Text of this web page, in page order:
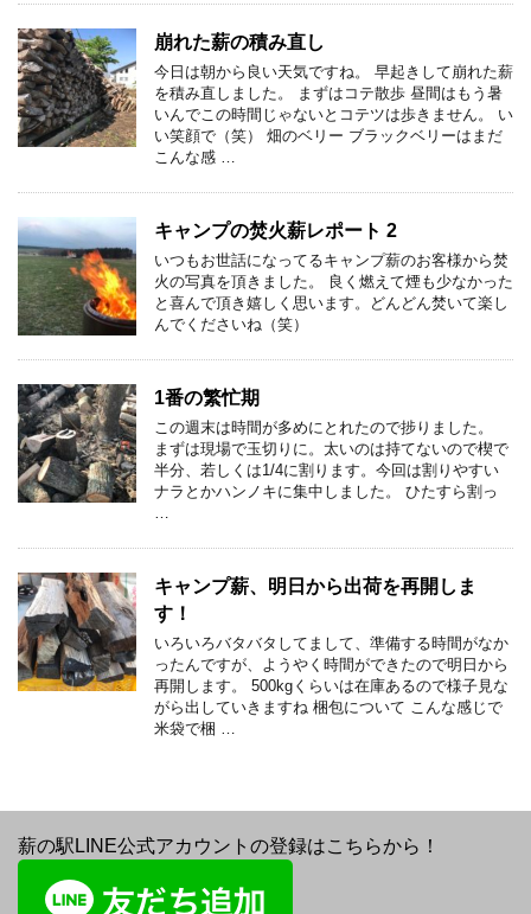
崩れた薪の積み直し
今日は朝から良い天気ですね。 早起きして崩れた薪
を積み直しました。 まずはコテ散歩 昼間はもう暑
いんでこの時間じゃないとコテツは歩きません。 い
い笑顔で（笑） 畑のベリー ブラックベリーはまだ
こんな感 …
キャンプの焚火薪レポート 2
いつもお世話になってるキャンプ薪のお客様から焚
火の写真を頂きました。 良く燃えて煙も少なかった
と喜んで頂き嬉しく思います。どんどん焚いて楽し
んでくださいね（笑）
1番の繁忙期
この週末は時間が多めにとれたので捗りました。
まずは現場で玉切りに。太いのは持てないので楔で
半分、若しくは1/4に割ります。今回は割りやすい
ナラとかハンノキに集中しました。 ひたすら割っ
…
キャンプ薪、明日から出荷を再開しま
す！
いろいろバタバタしてまして、準備する時間がなか
ったんですが、ようやく時間ができたので明日から
再開します。 500kgくらいは在庫あるので様子見な
がら出していきますね 梱包について こんな感じで
米袋で梱 …
薪の駅LINE公式アカウントの登録はこちらから！